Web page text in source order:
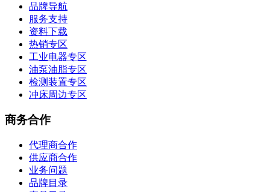
品牌导航
服务支持
资料下载
热销专区
工业电器专区
油泵油脂专区
检测装置专区
冲床周边专区
商务合作
代理商合作
供应商合作
业务问题
品牌目录